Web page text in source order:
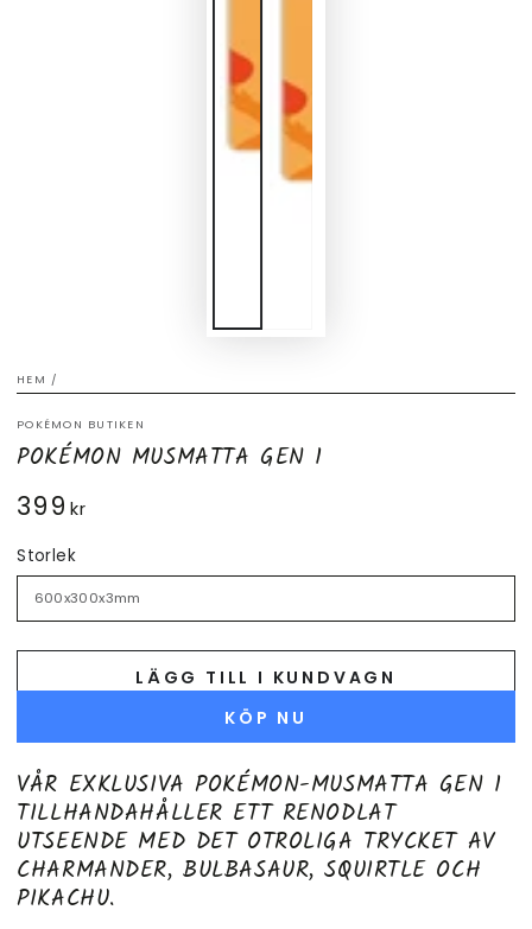
HEM /
POKÉMON BUTIKEN
POKÉMON MUSMATTA GEN 1
Ordinarie
399 kr
Storlek
LÄGG TILL I KUNDVAGN
KÖP NU
VÅR EXKLUSIVA POKÉMON-MUSMATTA GEN 1
TILLHANDAHÅLLER ETT RENODLAT
UTSEENDE MED DET OTROLIGA TRYCKET AV
CHARMANDER, BULBASAUR, SQUIRTLE OCH
PIKACHU.